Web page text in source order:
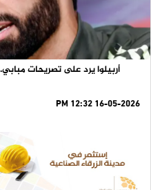
أربيلوا يرد على تصريحات
16-05-2026 12:32 PM